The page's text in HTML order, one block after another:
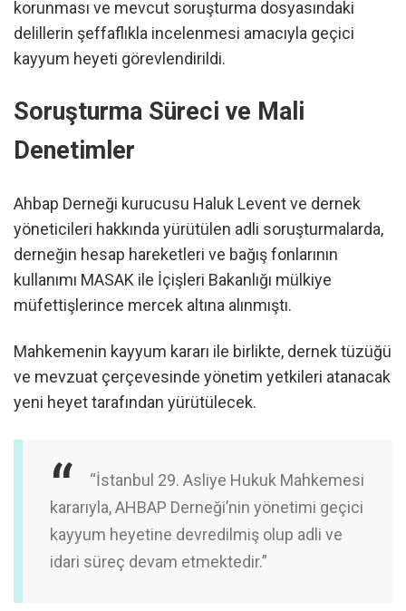
korunması ve mevcut soruşturma dosyasındaki
delillerin şeffaflıkla incelenmesi amacıyla geçici
kayyum heyeti görevlendirildi.
Soruşturma Süreci ve Mali
Denetimler
Ahbap Derneği kurucusu Haluk Levent ve dernek
yöneticileri hakkında yürütülen adli soruşturmalarda,
derneğin hesap hareketleri ve bağış fonlarının
kullanımı MASAK ile İçişleri Bakanlığı mülkiye
müfettişlerince mercek altına alınmıştı.
Mahkemenin kayyum kararı ile birlikte, dernek tüzüğü
ve mevzuat çerçevesinde yönetim yetkileri atanacak
yeni heyet tarafından yürütülecek.
“İstanbul 29. Asliye Hukuk Mahkemesi
kararıyla, AHBAP Derneği’nin yönetimi geçici
kayyum heyetine devredilmiş olup adli ve
idari süreç devam etmektedir.”